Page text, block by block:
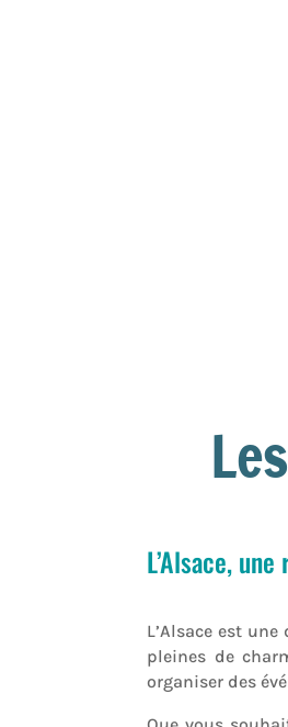
L’Alsace,
L’Alsace est
pleines de
organiser des